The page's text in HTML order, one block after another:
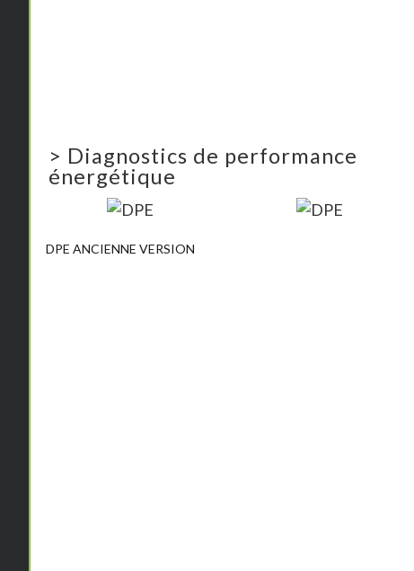
> Diagnostics de performance
énergétique
DPE ANCIENNE VERSION